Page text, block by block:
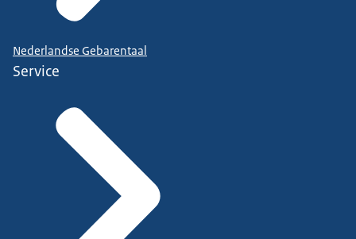
Nederlandse Gebarentaal
Service